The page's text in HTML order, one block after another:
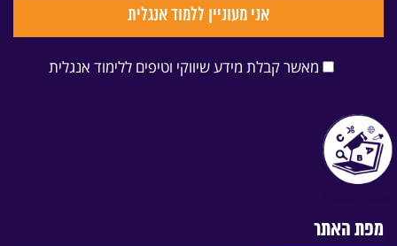
מאשר קבלת מידע שיווקי וטיפים ללימוד אנגלית
מפת האתר